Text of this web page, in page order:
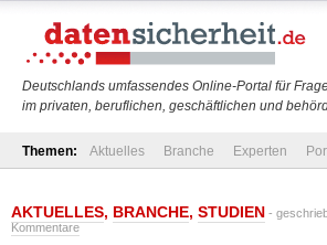
Deutschlands umfassendes Online-Portal für
im privaten, beruflichen, geschäftlichen und
Themen: Aktuelles Branche Experten
AKTUELLES, BRANCHE, STUDIEN -
Kommentare